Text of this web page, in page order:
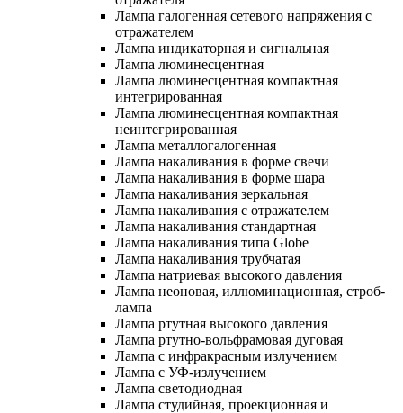
Лампа галогенная сетевого напряжения с
отражателем
Лампа индикаторная и сигнальная
Лампа люминесцентная
Лампа люминесцентная компактная
интегрированная
Лампа люминесцентная компактная
неинтегрированная
Лампа металлогалогенная
Лампа накаливания в форме свечи
Лампа накаливания в форме шара
Лампа накаливания зеркальная
Лампа накаливания с отражателем
Лампа накаливания стандартная
Лампа накаливания типа Globe
Лампа накаливания трубчатая
Лампа натриевая высокого давления
Лампа неоновая, иллюминационная, строб-
лампа
Лампа ртутная высокого давления
Лампа ртутно-вольфрамовая дуговая
Лампа с инфракрасным излучением
Лампа с УФ-излучением
Лампа светодиодная
Лампа студийная, проекционная и